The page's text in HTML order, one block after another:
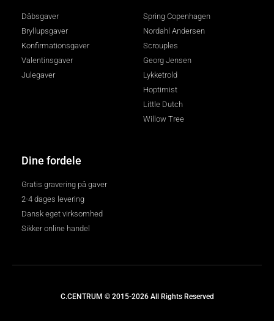
Dåbsgaver
Bryllupsgaver
Konfirmationsgaver
Valentinsgaver
Julegaver
Spring Copenhagen
Nordahl Andersen
Scrouples
Georg Jensen
Lykketrold
Hoptimist
Little Dutch
Willow Tree
Dine fordele
Gratis gravering på gaver
2-4 dages levering
Dansk eget virksomhed
Sikker online handel
C.CENTRUM © 2015-2026 All Rights Reserved